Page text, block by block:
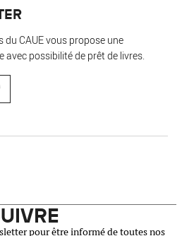
du CAUE vous propose une
avec possibilité de prêt de livres.
pour être informé de toutes nos